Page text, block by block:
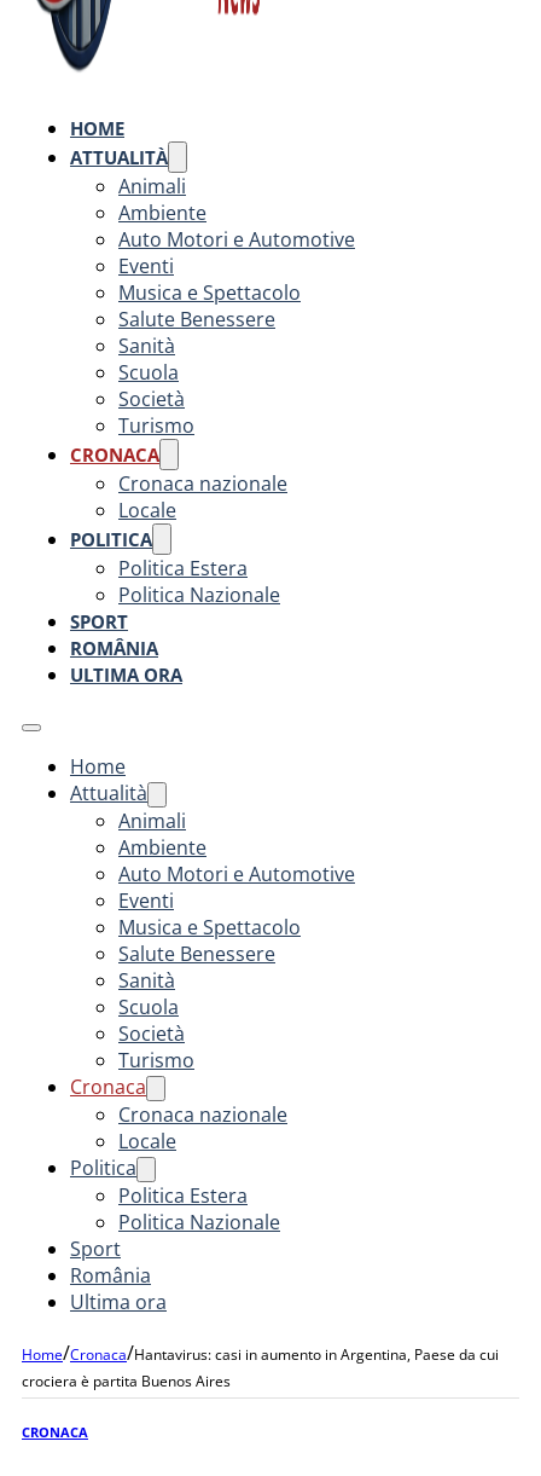
HOME
ATTUALITÀ
Animali
Ambiente
Auto Motori e Automotive
Eventi
Musica e Spettacolo
Salute Benessere
Sanità
Scuola
Società
Turismo
CRONACA
Cronaca nazionale
Locale
POLITICA
Politica Estera
Politica Nazionale
SPORT
ROMÂNIA
ULTIMA ORA
Home
Attualità
Animali
Ambiente
Auto Motori e Automotive
Eventi
Musica e Spettacolo
Salute Benessere
Sanità
Scuola
Società
Turismo
Cronaca
Cronaca nazionale
Locale
Politica
Politica Estera
Politica Nazionale
Sport
România
Ultima ora
Home/Cronaca/Hantavirus: casi in aumento in Argentina, Paese da cui
crociera è partita Buenos Aires
CRONACA